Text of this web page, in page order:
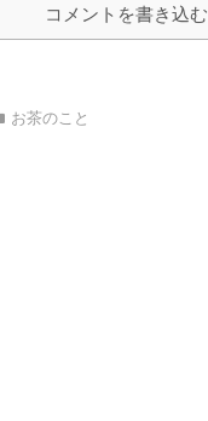
コメントを書き込む
お茶のこと